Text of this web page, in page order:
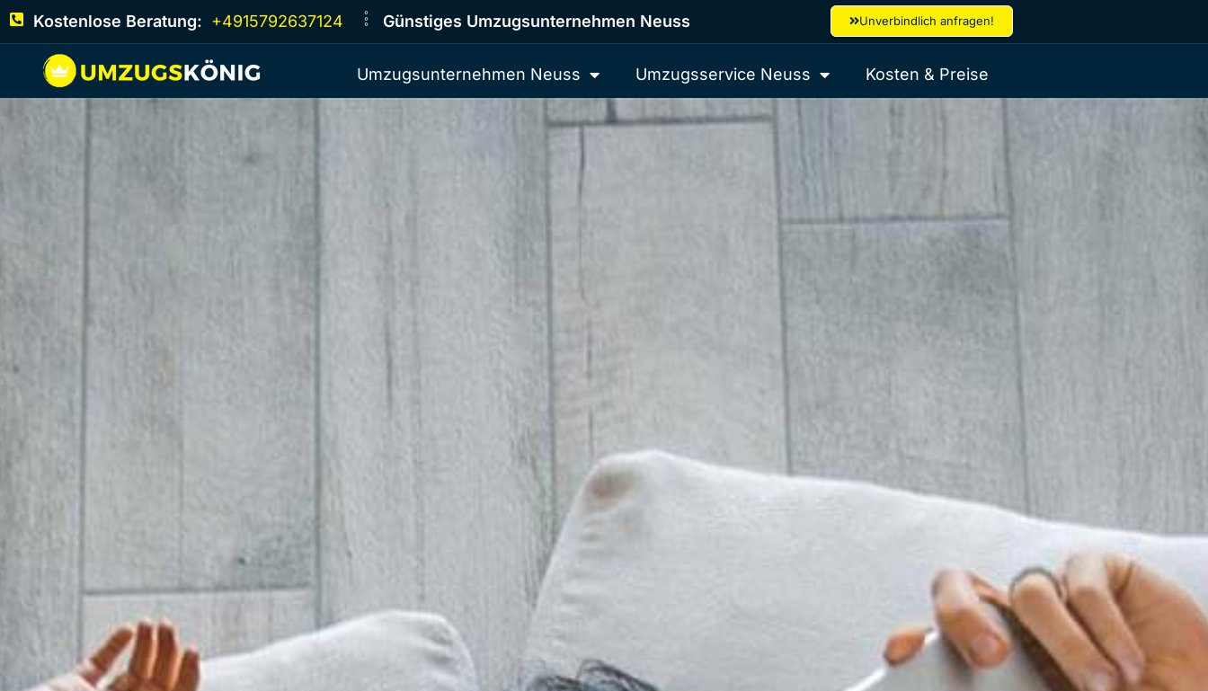
Kostenlose Beratung: +4915792637124 Günstiges Umzugsunternehmen Neuss Unverbindlich anfragen!
Umzugsunternehmen Neuss Umzugsservice Neuss Kosten & Preise